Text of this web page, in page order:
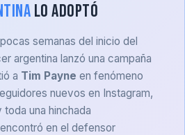
lo adoptó
semanas del inicio del
argentina lanzó una campaña
a Tim Payne en fenómeno
nuevos en Instagram,
una hinchada
en el defensor